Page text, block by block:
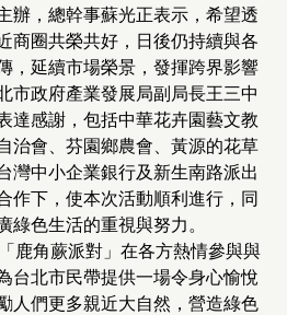
辦，總幹事蘇光正表示，希望透
商圈共榮共好，日後仍持續與各
，延續市場榮景，發揮跨界影響
市政府產業發展局副局長王三中
達感謝，包括中華花卉園藝文教
治會、芬園鄉農會、黃源的花草
灣中小企業銀行及新生南路派出
作下，使本次活動順利進行，同
綠色生活的重視與努力。
鹿角蕨派對」在各方熱情參與與
台北市民帶提供一場令身心愉悅
人們更多親近大自然，營造綠色